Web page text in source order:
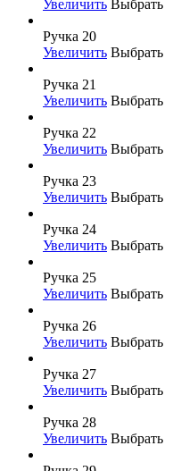
Увеличить Выбрать
Ручка 20
Увеличить Выбрать
Ручка 21
Увеличить Выбрать
Ручка 22
Увеличить Выбрать
Ручка 23
Увеличить Выбрать
Ручка 24
Увеличить Выбрать
Ручка 25
Увеличить Выбрать
Ручка 26
Увеличить Выбрать
Ручка 27
Увеличить Выбрать
Ручка 28
Увеличить Выбрать